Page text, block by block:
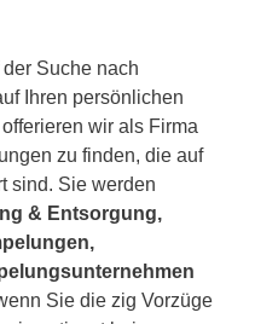
Suche nach
Ihren persönlichen
wir als Firma
zu finden, die auf
sind. Sie werden
& Entsorgung,
Sie die zig Vorzüge